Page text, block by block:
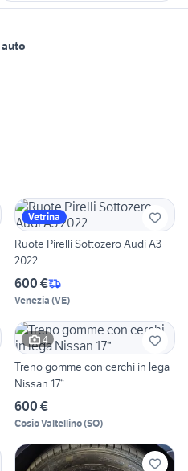
Vetrina
Ruote Pirelli Sottozero Audi A3
2022
600 €
Venezia (VE)
4
Treno gomme con cerchi in lega
Nissan 17“
600 €
Cosio Valtellino(SO)